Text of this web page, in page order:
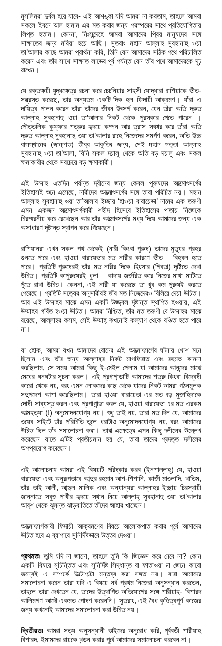
মুসলিমরা দুর্বল হয়ে যাবে- এই আশঙ্কা যদি আমরা না করতাম, তাহলে আমরা
সকলে ইবনে আল হামাম এর মত করার জন্য পরস্পরের সাথে প্রতিযোগিতায়
লিপ্ত হতাম। কেননা, নিঃসন্দেহে আমরা আমাদের প্রিয় মানুষদের সঙ্গে
সাক্ষাতের জন্য মরিয়া হয়ে আছি। সুতরাং মহান আল্লাহ সুবহানাহু ওয়া
তা’আলার কাছে আমরা প্রার্থনা করি, তিনি যেন আমাদের সঠিক পথে পরিচালিত
করেন এবং তাঁর সাথে সাক্ষাত লাভের পূর্ব পর্যন্ত যেন তাঁর পথে আমাদেরকে দৃঢ়
রাখেন।
যে রক্তক্ষয়ী যুদ্ধক্ষেত্র রচনা করে চেচনিয়ার সাহসী যোদ্ধারা রাশিয়াকে ভীত-
সন্ত্রস্ত করেছে, তার অন্যতম একটি দিক হল ফিদায়ী আক্রমণ। যাঁরা এ
দায়িত্ব পালন করেন তাঁরা তাঁদের জীবন উৎসর্গ করেন, যেন তাঁরা অতি দ্রুত
আল্লাহ সুবহানাহু ওয়া তা’আলার নিকট থেকে পুরস্কার পেতে পারেন ।
পৌত্তলিক কুফ্‌ফার শত্রুর হৃদয়ে কম্পন আর ত্রাস সঞ্চার করে তাঁরা অতি
দ্রুত আল্লাহ সুবহানাহু ওয়া তা’আলার রাহে নিজেদের সমর্পণ করেন, অতি উচ্চ
বাসস্থানের (জান্নাত) তীব্র আকুতির জন্য, সেই মহান সত্তা আল্লাহ
সুবহানাহু ওয়া তা’আলা, যিনি সকল দয়ালু থেকে অতি বড় দয়ালু এবং সকল
ক্ষমাকারীর থেকে সবচেয়ে বড় ক্ষমাকারী।
এই উম্মাহ এতদিন পর্যন্ত দ্বীনের জন্য কেবল পুরুষদের আত্মোৎসর্গের
ইতিহাসই শুনে এসেছে, নারীদের আত্মোৎসর্গের সঙ্গে তারা পরিচিত নয়। মহান
আল্লাহ সুবহানাহু ওয়া তা’আলার ইচ্ছায় ‘হাওয়া বারায়েভা’ নামের এক তরুণী
এমন একজন আত্মোৎসর্গকারী শহীদ হিসেবে ইতিহাসের পাতায় নিজেকে
চিরস্মরনীয় করে রেখেছেন আর তাঁর আত্মোৎসর্গের মধ্য দিয়ে আমাদের জন্য এক
অসাধারণ দৃষ্টান্ত স্থাপন করে গিয়েছেন।
রাশিয়ানরা এখন সকল পথ থেকেই (নারী কিংবা পুরুষ) তাদের মৃত্যুর প্রহর
গুনতে পারে এবং হাওয়া বারায়েভার মত নারীর কারণে ভীত – বিহ্বল হতে
পারে। প্রতিটি পুরুষেরই তাঁর মত নারীর দিকে হিংসার (গিবতা) দৃষ্টিতে দেখা
উচিত। প্রতিটি কাপুরুষেরই ধুলা – কাদায় জর্জরিত করে নিজের মাথা মাটিতে
পুঁতে রাখা উচিত। কেননা, এই নারী যা করেছে তা খুব কম পুরুষই করতে
পেরেছে। প্রতিটি সত্যের অনুসারীরই তাঁর মত নিজেদেরও বিলিয়ে দেয়া উচিত।
আর এই উম্মাহর মাঝে এমন একটি উজ্জ্বল দৃষ্টান্ত স্থাপিত হওয়ায়, এই
উম্মাহর গর্বিত হওয়া উচিত। আমরা নিশ্চিত, তাঁর মত তরুণী যে উম্মাহর মাঝে
রয়েছে, আল্লাহর কসম, সেই উম্মাহ্‌ কখনোই কল্যাণ থেকে বঞ্চিত হতে পারে
না।
যা হোক, আমরা যখন আমাদের বোনের এই আত্মোৎসর্গের ঘটনায় খোশ মনে
ছিলাম এবং তাঁর জন্য আল্লাহর নিকট মাগফিরাত এবং রহমত কামনা
করছিলাম, সে সময় আমরা কিছু ই-মেইল পেলাম যা আমাদের আনন্দের মাঝে
মেঘের ঘনঘটার সূচনা করল। এই প্রপাগান্ডাটি আমাদের শত্রু কিংবা বিদ্বেষী
কারো থেকে নয়, বরং এমন লোকদের কাছ থেকে যাদের নিকট আমরা গঠনমূলক
সদুপদেশ আশা করেছিলাম। তারা হাওয়া বারায়েভা এর মত বড় মুজাহিদাকে
দোষী সাব্যস্ত করল এবং প্রপাগান্ডা করল যে, হাওয়া বারায়েভা এর মত এরকম
আত্মহত্যা (!) অনুমোদনযোগ্য নয়। শুধু তাই নয়, তারা মত দিল যে, আমাদের
ওয়েব সাইটে তাঁর পরিচিতি তুলে ধরাটাও অনুমোদনযোগ্য নয়, বরং আমাদের
উচিত ছিল তাঁর সমালোচনা করা। তারা এক্ষেত্রে এমন কিছু দলীলের উল্লেখ
করেছেন যাতে এটিই প্রতীয়মান হয় যে, তারা তাদের প্রদত্ত দলীলের
অপপ্রয়োগ করেছেন।
এই আলোচনায় আমরা এই বিষয়টি পরিষ্কার করব (ইনশাল্লাহ্‌) যে, হাওয়া
বারায়েভা এবং অনুরূপভাবে আব্দুর রহমান আশ-শিশানি, কাজী মাওলাদি, খাতিম,
তাঁর ভাই আলী, আব্দুল মালিক এবং অন্যান্যরা আল্লাহর ইচ্ছায় চিরস্থায়ী
জান্নাতে সবুজ পাখীর হৃদয়ে স্থান নিয়ে আল্লাহ্‌ সুবহানাহু ওয়া তা’আলার
আর্‌শ থেকে ঝুলন্ত ঝাড়বাতিতে তাঁদের আহার খাচ্ছেন।
আত্মোৎসর্গকারী ফিদায়ী আক্রমণের বিষয়ে আলোকপাত করার পূর্বে আমাদের
উচিত হবে এ ব্যাপারে সুনির্দিষ্টভাবে উত্তর দেওয়া।
প্রথমতঃ তুমি যদি না জানো, তাহলে তুমি কি জিজ্ঞেস করে নেবে না? কোন
একটি বিষয়ে সুচিন্তিত এবং সুনির্দিষ্ট সিদ্ধান্ত বা ফাতাওয়া না জেনে কারো
জন্যেই এ সম্পর্কে উল্টোপাল্টা মন্তব্য করা সঙ্গত নয়। যারা আমাদের
সমালোচনা করেন তারা যদি এ বিষয়ে সর্ব প্রথম নিজেরা অনুসন্ধান করতেন,
তাহলে তারা দেখতেন যে, তাদের উত্থাপিত অভিযোগের সঙ্গে শারীয়াহ- বিশারদ
আলিমগণ আদৌ একমত পোষণ করেননি। সুতরাং, এই বৈধ কৃতিত্বপূর্ণ কাজের
জন্য কখনোই আমাদের সমালোচনা করা উচিত নয়।
দ্বিতীয়তঃ আমরা সত্য অনুসন্ধানী ভাইদের অনুরোধ করি, পূর্ববর্তী শারীয়াহ
বিশারদ, ইমামদের রায়কে খন্ডন করার পূর্বে আমাদের সমালোচনা করবেন না।